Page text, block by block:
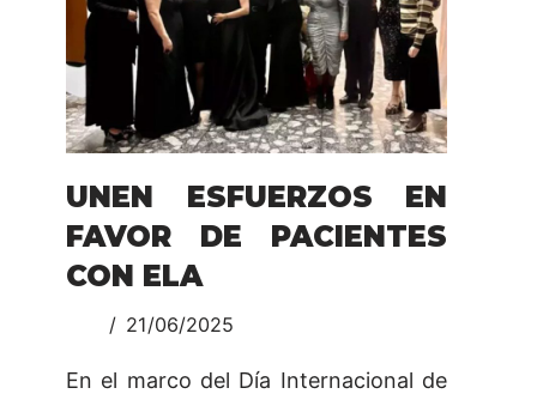
UNEN ESFUERZOS EN
FAVOR DE PACIENTES
CON ELA
21/06/2025
En el marco del Día Internacional de